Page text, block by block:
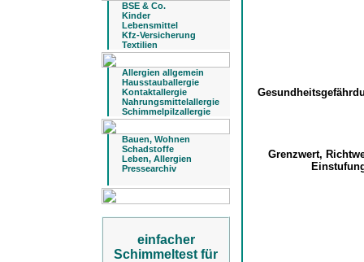
BSE & Co.
Kinder
Lebensmittel
Kfz-Versicherung
Textilien
Allergien allgemein
Hausstauballergie
Kontaktallergie
Nahrungsmittelallergie
Schimmelpilzallergie
Bauen, Wohnen
Schadstoffe
Leben, Allergien
Pressearchiv
einfacher
Schimmeltest für
Grenzwert,